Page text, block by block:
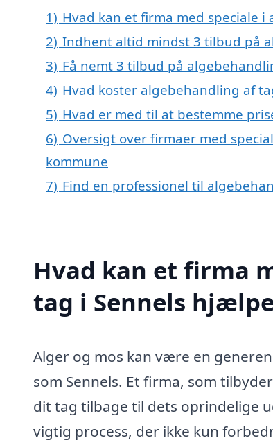
1) Hvad kan et firma med speciale
2) Indhent altid mindst 3 tilbud på
3) Få nemt 3 tilbud på
4) Hvad koster algebehandling af
5) Hvad er med til at bestemme
6) Oversigt over firmaer med
kommune
7) Find en professionel til
Hvad kan et firma
tag i Sennels
Alger og mos kan være en
som Sennels. Et firma, som
dit tag tilbage til dets oprindelige
vigtig process, der ikke kun